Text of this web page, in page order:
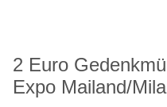
2 Euro
Expo Mailand/